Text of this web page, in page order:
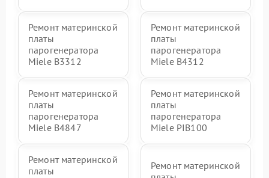
Ремонт материнской
платы
парогенератора
Miele B3312
Ремонт материнской
платы
парогенератора
Miele B4312
Ремонт материнской
платы
парогенератора
Miele B4847
Ремонт материнской
платы
парогенератора
Miele PIB100
Ремонт материнской
платы
Ремонт материнской